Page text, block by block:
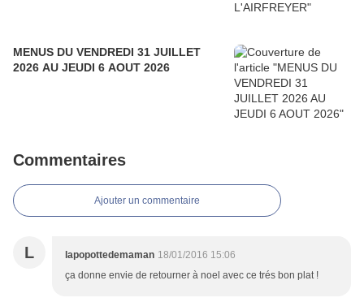
MENUS DU VENDREDI 31 JUILLET
2026 AU JEUDI 6 AOUT 2026
Commentaires
Ajouter un commentaire
L lapopottedemaman 18/01/2016 15:06
ça donne envie de retourner à noel avec ce trés bon plat !